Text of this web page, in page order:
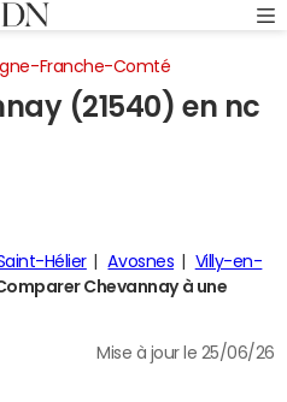
Franche-Comté
sur le revenu(21540) en nc
Hélier Avosnes
Villy-en-
Chevannay à une
Mise à jour le 25/06/26